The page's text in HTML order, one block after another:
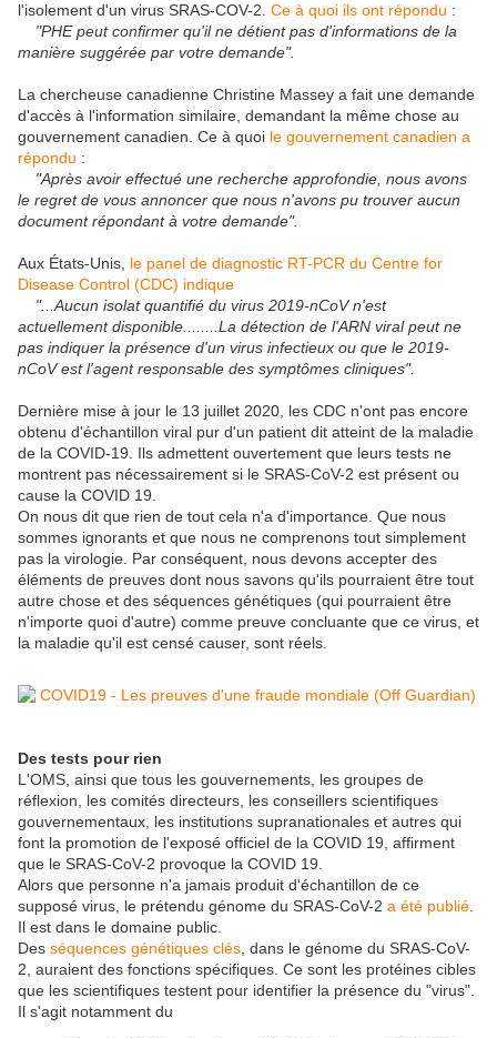
l'isolement d'un virus SRAS-COV-2. Ce à quoi ils ont répondu :
"PHE peut confirmer qu'il ne détient pas d'informations de la
manière suggérée par votre demande".
La chercheuse canadienne Christine Massey a fait une demande
d'accès à l'information similaire, demandant la même chose au
gouvernement canadien. Ce à quoi le gouvernement canadien a
répondu :
"Après avoir effectué une recherche approfondie, nous avons
le regret de vous annoncer que nous n'avons pu trouver aucun
document répondant à votre demande".
Aux États-Unis, le panel de diagnostic RT-PCR du Centre for
Disease Control (CDC) indique
"...Aucun isolat quantifié du virus 2019-nCoV n'est
actuellement disponible........La détection de l'ARN viral peut ne
pas indiquer la présence d'un virus infectieux ou que le 2019-
nCoV est l'agent responsable des symptômes cliniques".
Dernière mise à jour le 13 juillet 2020, les CDC n'ont pas encore
obtenu d'échantillon viral pur d'un patient dit atteint de la maladie
de la COVID-19. Ils admettent ouvertement que leurs tests ne
montrent pas nécessairement si le SRAS-CoV-2 est présent ou
cause la COVID 19.
On nous dit que rien de tout cela n'a d'importance. Que nous
sommes ignorants et que nous ne comprenons tout simplement
pas la virologie. Par conséquent, nous devons accepter des
éléments de preuves dont nous savons qu'ils pourraient être tout
autre chose et des séquences génétiques (qui pourraient être
n'importe quoi d'autre) comme preuve concluante que ce virus, et
la maladie qu'il est censé causer, sont réels.
Des tests pour rien
L'OMS, ainsi que tous les gouvernements, les groupes de
réflexion, les comités directeurs, les conseillers scientifiques
gouvernementaux, les institutions supranationales et autres qui
font la promotion de l'exposé officiel de la COVID 19, affirment
que le SRAS-CoV-2 provoque la COVID 19.
Alors que personne n'a jamais produit d'échantillon de ce
supposé virus, le prétendu génome du SRAS-CoV-2 a été publié
Il est dans le domaine public.
Des séquences génétiques clés , dans le génome du SRAS-CoV-
2, auraient des fonctions spécifiques. Ce sont les protéines cibles
que les scientifiques testent pour identifier la présence du "virus".
Il s'agit notamment du